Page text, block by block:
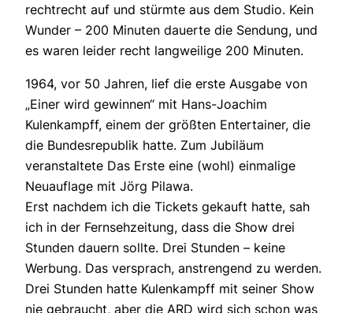
rechtrecht auf und stürmte aus dem Studio. Kein
Wunder – 200 Minuten dauerte die Sendung, und
es waren leider recht langweilige 200 Minuten.
1964, vor 50 Jahren, lief die erste Ausgabe von
„Einer wird gewinnen“ mit Hans-Joachim
Kulenkampff, einem der größten Entertainer, die
die Bundesrepublik hatte. Zum Jubiläum
veranstaltete Das Erste eine (wohl) einmalige
Neuauflage mit Jörg Pilawa.
Erst nachdem ich die Tickets gekauft hatte, sah
ich in der Fernsehzeitung, dass die Show drei
Stunden dauern sollte. Drei Stunden – keine
Werbung. Das versprach, anstrengend zu werden.
Drei Stunden hatte Kulenkampff mit seiner Show
nie gebraucht, aber die ARD wird sich schon was